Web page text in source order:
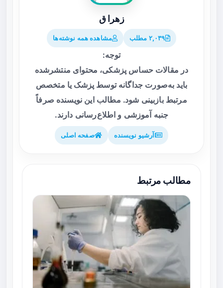
زهرا ق
۲,۰۳۹ مطلب مشاهده همه نوشته‌ها
توجه:
در مقالات حساس پزشکی، محتوای منتشرشده
باید به‌صورت جداگانه توسط پزشک یا متخصص
مرتبط بازبینی شود. مطالب این نویسنده صرفاً
جنبه آموزشی و اطلاع‌رسانی دارند.
آرشیو نویسنده صفحه اصلی
مطالب مرتبط